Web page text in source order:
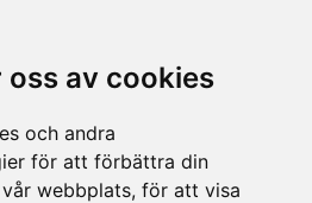
oss av cookies
och andra
för att förbättra din
webbplats, för att visa